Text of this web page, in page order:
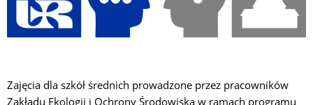
Zajęcia dla szkół średnich prowadzone przez pracowników
Zakładu Ekologii i Ochrony Środowiska w ramach programu